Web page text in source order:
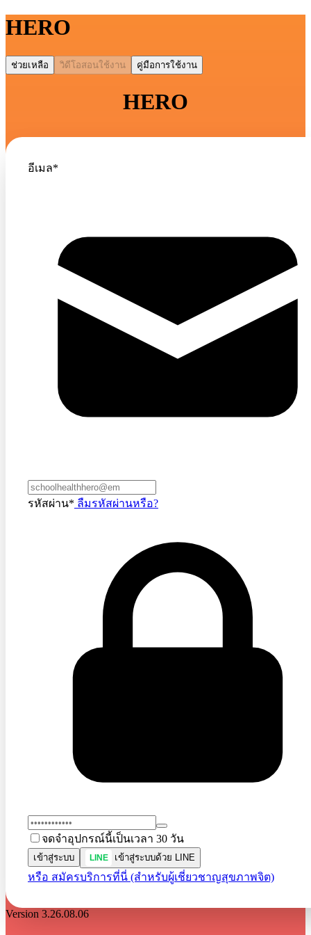
HERO
ช่วยเหลือ วิดีโอสอนใช้งาน คู่มือการใช้งาน
HERO
อีเมล*
รหัสผ่าน* ลืมรหัสผ่านหรือ?
จดจำอุปกรณ์นี้เป็นเวลา 30 วัน
เข้าสู่ระบบ LINE เข้าสู่ระบบด้วย LINE
หรือ สมัครบริการที่นี่ (สำหรับผู้เชี่ยวชาญสุขภาพจิต)
Version 3.26.08.06